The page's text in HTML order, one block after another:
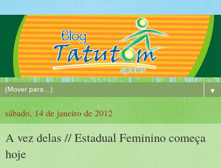
▼
sábado, 14 de janeiro de 2012
A vez delas // Estadual Feminino começa
hoje